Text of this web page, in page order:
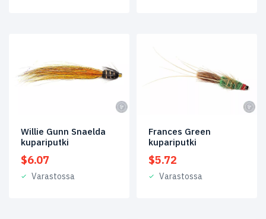
Willie Gunn Snaelda
kupariputki
$6.07
Varastossa
Frances Green
kupariputki
$5.72
Varastossa